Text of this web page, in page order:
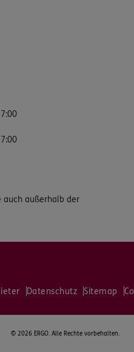
auch außerhalb der
Datenschutz Sitemap
© 2026 ERGO. Alle Rechte vorbehalten.